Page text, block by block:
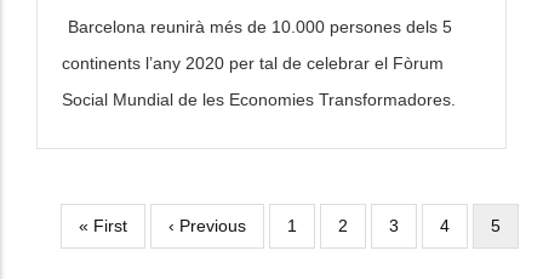
Barcelona reunirà més de 10.000 persones dels 5
continents l’any 2020 per tal de celebrar el Fòrum
Social Mundial de les Economies Transformadores.
Paginació
Primera
pàgina
« First
Pàgina
anterior
‹ Previous Page
1 Page
2 Page
3 Page
4
Pàgina
actual
5